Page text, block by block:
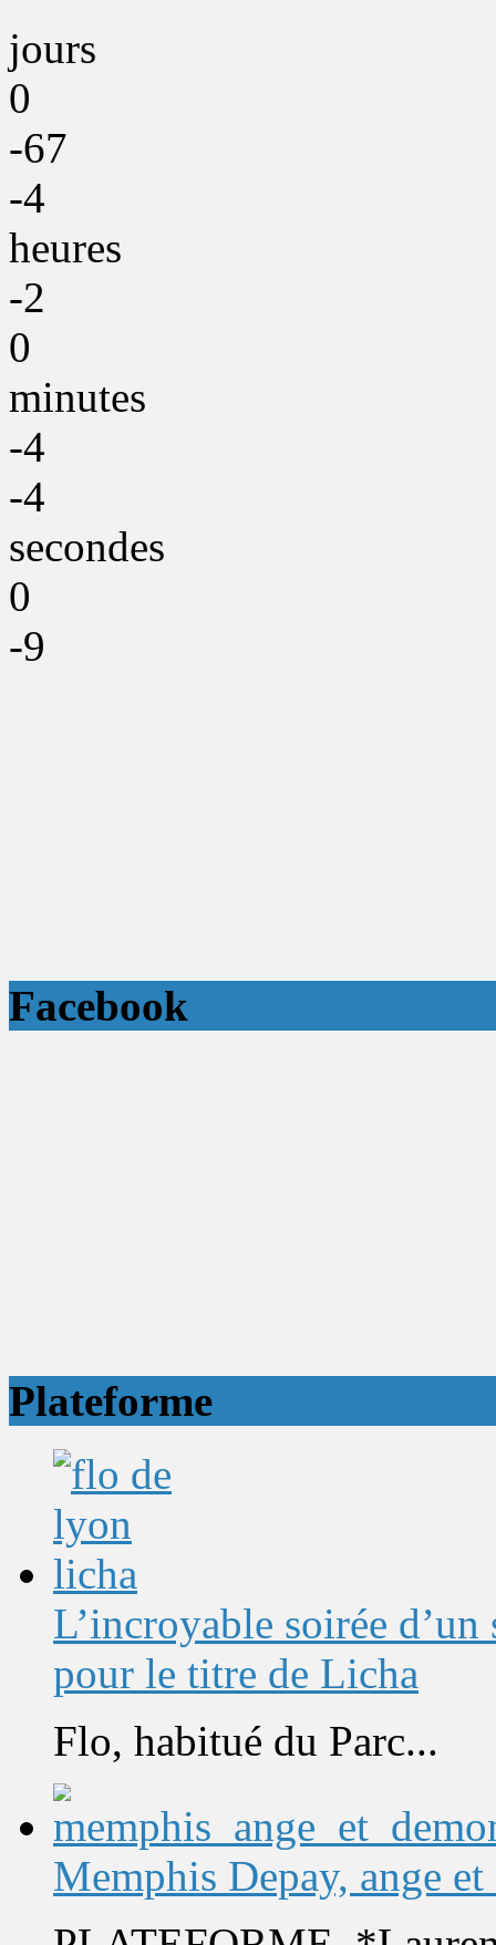
jours
0
-67
-4
heures
-2
0
minutes
-4
-4
secondes
0
-9
Facebook
Plateforme
L’incroyable soirée
pour le titre de Licha
Flo, habitué du Parc...
Memphis Depay, ange et